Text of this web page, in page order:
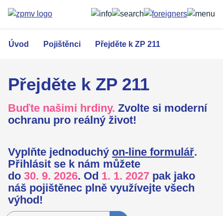
obsahu
Úvod Pojištěnci Přejděte k ZP 211
Přejděte k ZP 211
Buďte našimi hrdiny. Zvolte si moderní
ochranu pro reálný život!
Vyplňte jednoduchý on-line formulář.
Přihlásit se k nám můžete
do 30. 9. 2026. Od 1. 1. 2027 pak jako
náš pojištěnec plně využívejte všech
výhod!